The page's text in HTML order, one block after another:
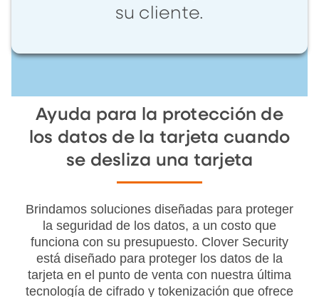
su cliente.
Ayuda para la protección de
los datos de la tarjeta cuando
se desliza una tarjeta
Brindamos soluciones diseñadas para proteger
la seguridad de los datos, a un costo que
funciona con su presupuesto. Clover Security
está diseñado para proteger los datos de la
tarjeta en el punto de venta con nuestra última
tecnología de cifrado y tokenización que ofrece